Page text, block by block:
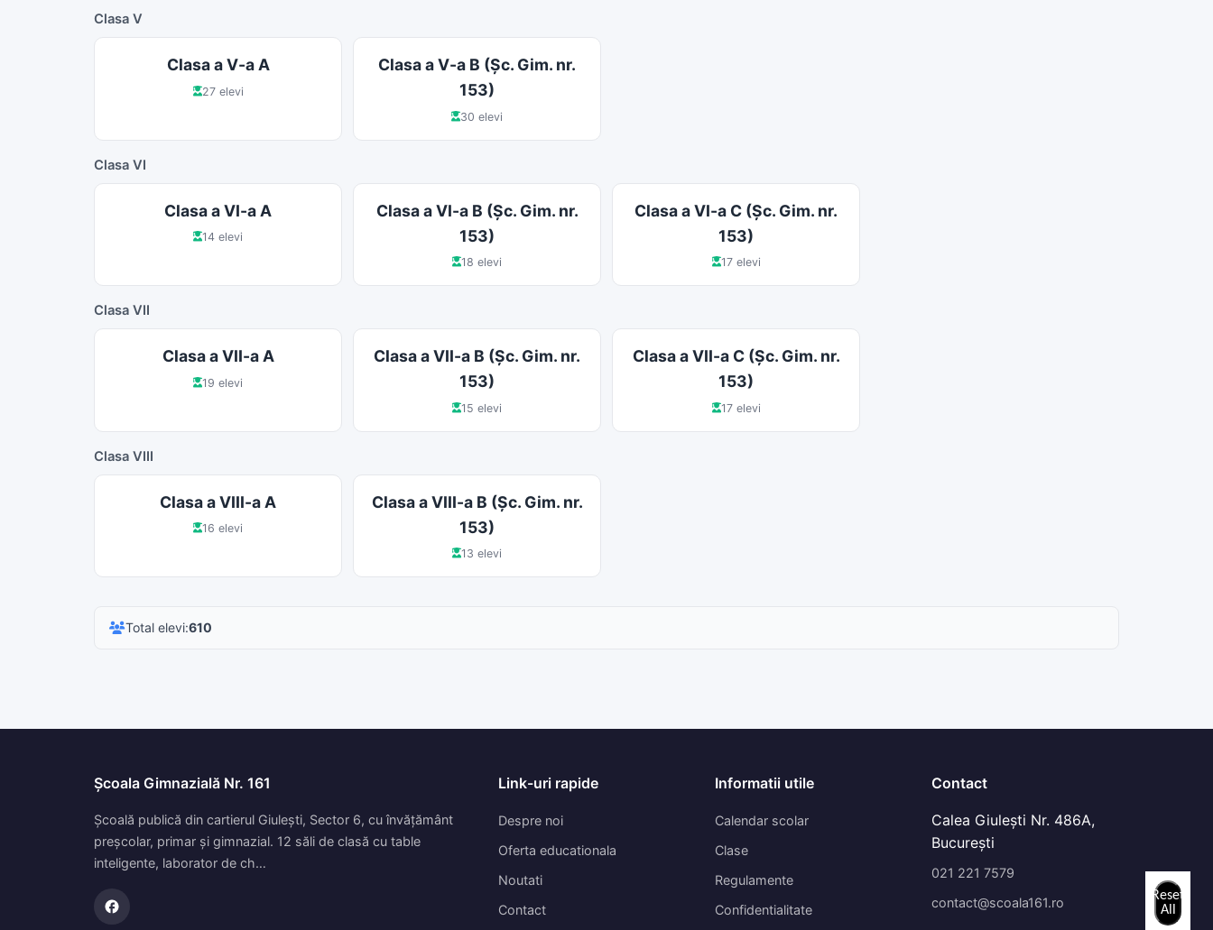
Clasa V
Clasa a V-a A
27 elevi
Clasa a V-a B (Şc. Gim. nr.
153)
30 elevi
Clasa VI
Clasa a VI-a A
14 elevi
Clasa a VI-a B (Şc. Gim. nr.
153)
18 elevi
Clasa a VI-a C (Şc. Gim. nr.
153)
17 elevi
Clasa VII
Clasa a VII-a A
19 elevi
Clasa a VII-a B (Şc. Gim. nr.
153)
15 elevi
Clasa a VII-a C (Şc. Gim. nr.
153)
17 elevi
Clasa VIII
Clasa a VIII-a A
16 elevi
Clasa a VIII-a B (Şc. Gim. nr.
153)
13 elevi
Total elevi:610
Școala Gimnazială Nr. 161
Școală publică din cartierul Giulești, Sector 6, cu învățământ
preșcolar, primar și gimnazial. 12 săli de clasă cu table
inteligente, laborator de ch…
Link-uri rapide
Despre noi
Oferta educationala
Noutati
Contact
Informatii utile
Calendar scolar
Clase
Regulamente
Confidentialitate
Contact
Calea Giulești Nr. 486A,
București
021 221 7579
contact@scoala161.ro
Reset
All